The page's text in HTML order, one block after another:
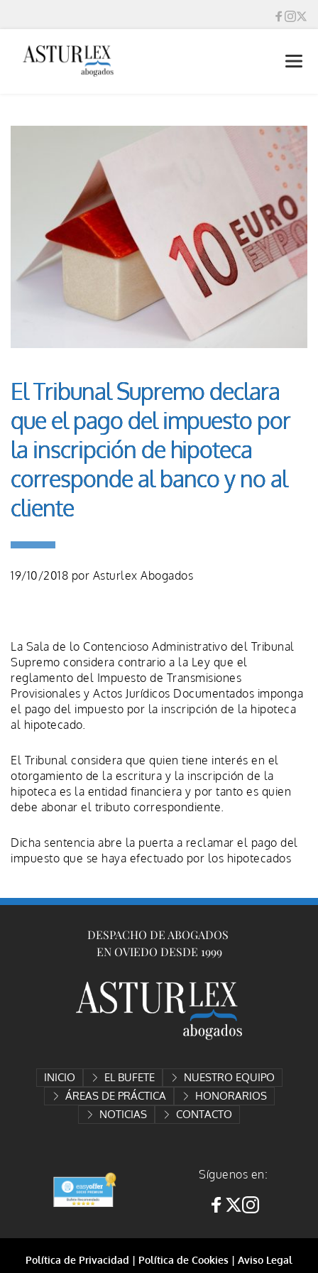
El Tribunal Supremo declara
que el pago del impuesto por
la inscripción de hipoteca
corresponde al banco y no al
cliente
19/10/2018 por Asturlex Abogados
La Sala de lo Contencioso Administrativo del Tribunal
Supremo considera contrario a la Ley que el
reglamento del Impuesto de Transmisiones
Provisionales y Actos Jurídicos Documentados imponga
el pago del impuesto por la inscripción de la hipoteca
al hipotecado.
El Tribunal considera que quien tiene interés en el
otorgamiento de la escritura y la inscripción de la
hipoteca es la entidad financiera y por tanto es quien
debe abonar el tributo correspondiente.
Dicha sentencia abre la puerta a reclamar el pago del
impuesto que se haya efectuado por los hipotecados
DESPACHO DE ABOGADOS
EN OVIEDO DESDE 1999
INICIO EL BUFETE
NUESTRO EQUIPO
ÁREAS DE PRÁCTICA
HONORARIOS
NOTICIAS
CONTACTO
Síguenos en:
Política de Privacidad | Política de Cookies | Aviso Legal